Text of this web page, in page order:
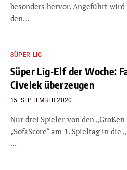
besonders hervor. Angeführt
den…
SÜPER LIG
Süper Lig-Elf der Woche:
Civelek überzeugen
15. SEPTEMBER 2020
Nur drei Spieler von den „Großen
„SofaScore“ am 1. Spieltag in die
…